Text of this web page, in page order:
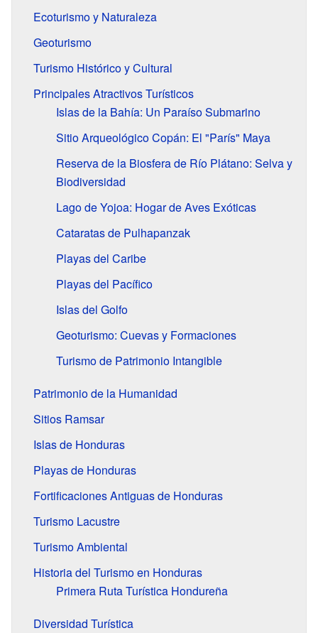
Ecoturismo y Naturaleza
Geoturismo
Turismo Histórico y Cultural
Principales Atractivos Turísticos
Islas de la Bahía: Un Paraíso Submarino
Sitio Arqueológico Copán: El "París" Maya
Reserva de la Biosfera de Río Plátano: Selva y
Biodiversidad
Lago de Yojoa: Hogar de Aves Exóticas
Cataratas de Pulhapanzak
Playas del Caribe
Playas del Pacífico
Islas del Golfo
Geoturismo: Cuevas y Formaciones
Turismo de Patrimonio Intangible
Patrimonio de la Humanidad
Sitios Ramsar
Islas de Honduras
Playas de Honduras
Fortificaciones Antiguas de Honduras
Turismo Lacustre
Turismo Ambiental
Historia del Turismo en Honduras
Primera Ruta Turística Hondureña
Diversidad Turística